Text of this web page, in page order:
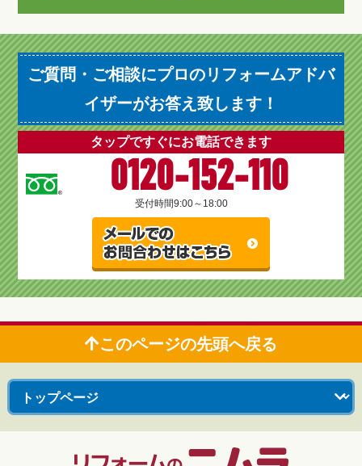
ご質問・ご相談にプロのリフォームアドバ
イザーがお答え致します！
タップですぐにお電話できます
0120-152-110
受付時間9:00～18:00
このページの先頭へ戻る